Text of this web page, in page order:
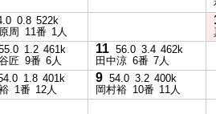
0.8 522k
周
11番 1人
1.2 461k
匠 9番 6人
11 56.0 3.4 462k
田中涼 6番 7人
1.8 401k
1番 12人
9 54.0 3.2 400k
岡村裕 10番 11人